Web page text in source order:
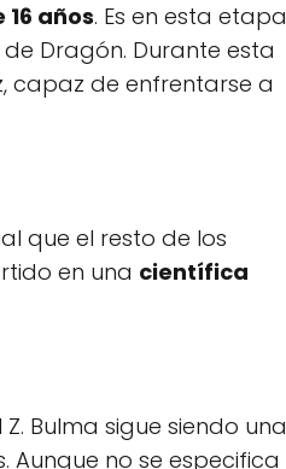
años. Es en esta etapa
Dragón. Durante esta
capaz de enfrentarse a
que el resto de los
en una científica
Bulma sigue siendo una
no se especifica